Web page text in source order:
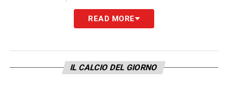
fu uno dei tanti fuoriclasse offensivi a
disposizione dellaRoja, bensì un difensore:
Juanito era un centrale difensivo roccioso,
affidabile e tremendamente efficace.
READ MORE
IL CALCIO DEL GIORNO